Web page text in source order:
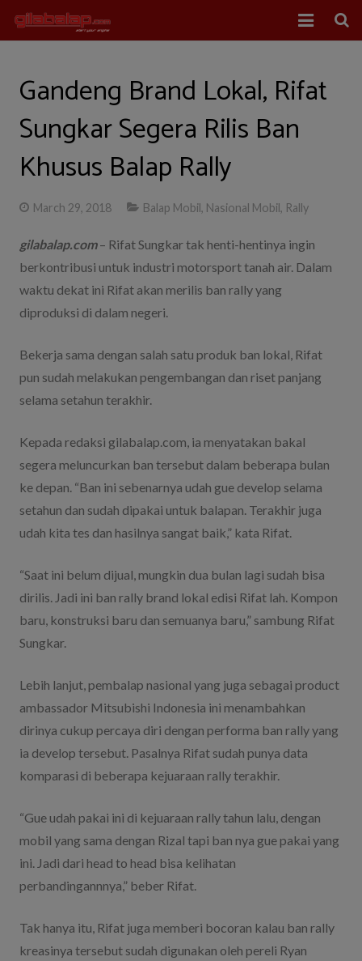
Balap Mobil
Balap Motor
About Us
Gandeng Brand Lokal, Rifat
Sungkar Segera Rilis Ban
Khusus Balap Rally
March 29, 2018 Balap Mobil, Nasional Mobil, Rally
gilabalap.com– Rifat Sungkar tak henti-hentinya ingin
berkontribusi untuk industri motorsport tanah air. Dalam
waktu dekat ini Rifat akan merilis ban rally yang
diproduksi di dalam negeri.
Bekerja sama dengan salah satu produk ban lokal, Rifat
pun sudah melakukan pengembangan dan riset panjang
selama setahun terakhir.
Kepada redaksi gilabalap.com, ia menyatakan bakal
segera meluncurkan ban tersebut dalam beberapa bulan
ke depan. “Ban ini sebenarnya udah gue develop selama
setahun dan sudah dipakai untuk balapan. Terakhir juga
udah kita tes dan hasilnya sangat baik,” kata Rifat.
“Saat ini belum dijual, mungkin dua bulan lagi sudah bisa
dirilis. Jadi ini ban rally brand lokal edisi Rifat lah. Kompon
baru, konstruksi baru dan semuanya baru,” sambung Rifat
Sungkar.
Lebih lanjut, pembalap nasional yang juga sebagai product
ambassador Mitsubishi Indonesia ini menambahkan
dirinya cukup percaya diri dengan performa ban rally yang
ia develop tersebut. Pasalnya Rifat sudah punya data
komparasi di beberapa kejuaraan rally terakhir.
“Gue udah pakai ini di kejuaraan rally tahun lalu, dengan
mobil yang sama dengan Rizal tapi ban nya gue pakai yang
ini. Jadi dari head to head bisa kelihatan
perbandingannnya,” beber Rifat.
Tak hanya itu, Rifat juga memberi bocoran kalau ban rally
kreasinya tersebut sudah digunakan oleh pereli Ryan